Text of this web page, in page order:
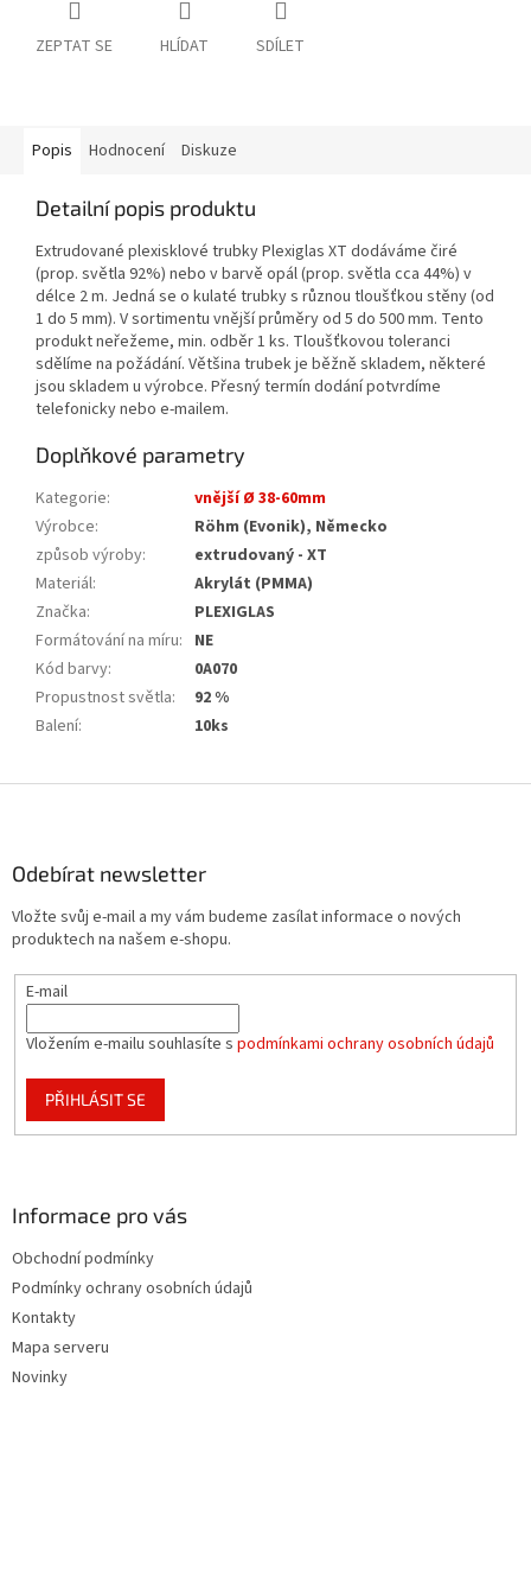
ZEPTAT SE HLÍDAT SDÍLET
Popis Hodnocení Diskuze
Detailní popis produktu
Extrudované plexisklové trubky Plexiglas XT dodáváme čiré
(prop. světla 92%) nebo v barvě opál (prop. světla cca 44%) v
délce 2 m. Jedná se o kulaté trubky s různou tloušťkou stěny (od
1 do 5 mm). V sortimentu vnější průměry od 5 do 500 mm. Tento
produkt neřežeme, min. odběr 1 ks. Tloušťkovou toleranci
sdělíme na požádání. Většina trubek je běžně skladem, některé
jsou skladem u výrobce. Přesný termín dodání potvrdíme
telefonicky nebo e-mailem.
Doplňkové parametry
Kategorie:
vnější Ø 38-60mm
Výrobce:
Röhm (Evonik), Německo
způsob výroby:
extrudovaný - XT
Materiál:
Akrylát (PMMA)
Značka:
PLEXIGLAS
Formátování na míru: NE
Kód barvy:
0A070
Propustnost světla:
92 %
Balení: 10ks
Odebírat newsletter
Vložte svůj e-mail a my vám budeme zasílat informace o nových
produktech na našem e-shopu.
E-mail
Vložením e-mailu souhlasíte s podmínkami ochrany osobních údajů
PŘIHLÁSIT SE
Informace pro vás
Obchodní podmínky
Podmínky ochrany osobních údajů
Kontakty
Mapa serveru
Novinky